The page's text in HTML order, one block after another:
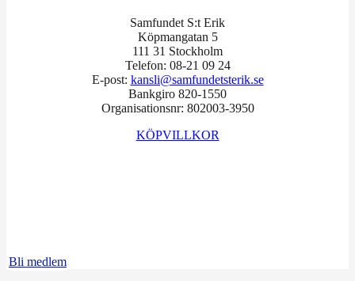
Samfundet S:t Erik
Köpmangatan 5
111 31 Stockholm
Telefon: 08-21 09 24
E-post: kansli@samfundetsterik.se
Bankgiro 820-1550
Organisationsnr: 802003-3950
KÖPVILLKOR
Bli medlem